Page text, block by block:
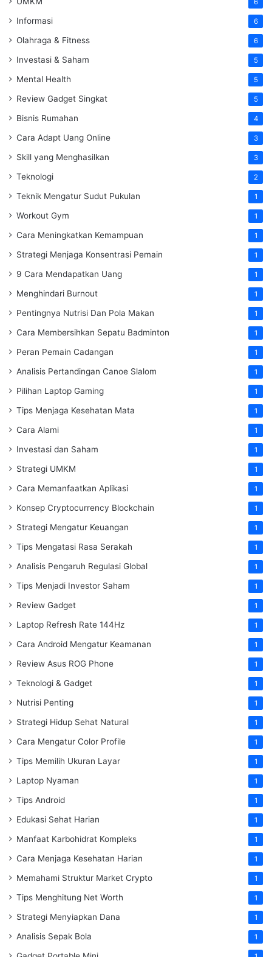
6
Informasi 6
Olahraga & Fitness 6
Investasi & Saham 5
Mental Health 5
Review Gadget Singkat 5
Bisnis Rumahan 4
Cara Adapt Uang Online 3
Skill yang Menghasilkan 3
Teknologi 2
Teknik Mengatur Sudut Pukulan 1
Workout Gym 1
Cara Meningkatkan Kemampuan 1
Strategi Menjaga Konsentrasi Pemain 1
9 Cara Mendapatkan Uang 1
Menghindari Burnout 1
Pentingnya Nutrisi Dan Pola Makan 1
Cara Membersihkan Sepatu Badminton 1
Peran Pemain Cadangan 1
Analisis Pertandingan Canoe Slalom 1
Pilihan Laptop Gaming 1
Tips Menjaga Kesehatan Mata 1
Cara Alami 1
Investasi dan Saham 1
Strategi UMKM 1
Cara Memanfaatkan Aplikasi 1
Konsep Cryptocurrency Blockchain 1
Strategi Mengatur Keuangan 1
Tips Mengatasi Rasa Serakah 1
Analisis Pengaruh Regulasi Global 1
Tips Menjadi Investor Saham 1
Review Gadget 1
Laptop Refresh Rate 144Hz 1
Cara Android Mengatur Keamanan 1
Review Asus ROG Phone 1
Teknologi & Gadget 1
Nutrisi Penting 1
Strategi Hidup Sehat Natural 1
Cara Mengatur Color Profile 1
Tips Memilih Ukuran Layar 1
Laptop Nyaman 1
Tips Android 1
Edukasi Sehat Harian 1
Manfaat Karbohidrat Kompleks 1
Cara Menjaga Kesehatan Harian 1
Memahami Struktur Market Crypto 1
Tips Menghitung Net Worth 1
Strategi Menyiapkan Dana 1
Analisis Sepak Bola 1